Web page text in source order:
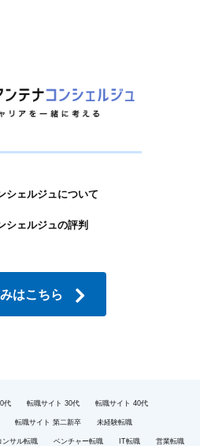
シェルジュについて
シェルジュの評判
はこちら
代 転職サイト 30代 転職サイト 40代
転職サイト 第二新卒 未経験転職
ンサル転職 ベンチャー転職 IT転職 営業転職